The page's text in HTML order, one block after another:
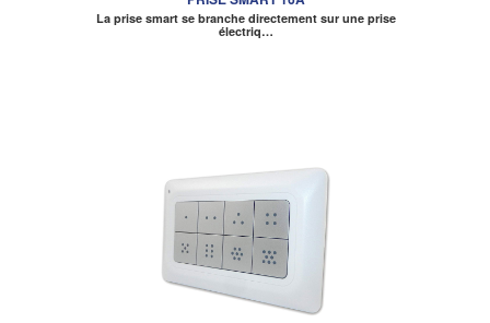
La prise smart se branche directement sur une prise
électriq…